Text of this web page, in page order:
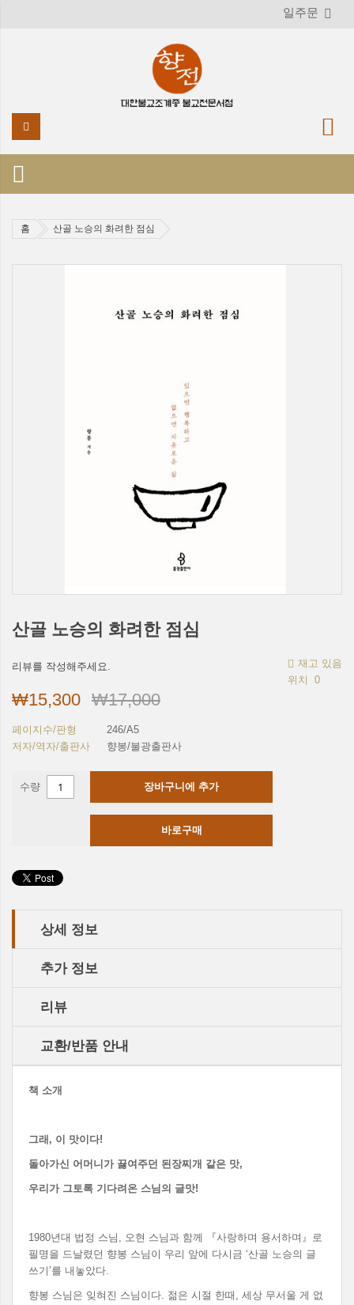
일주문
홈 산골 노승의 화려한 점심
산골 노승의 화려한 점심
재고 있음
위치
0
리뷰를 작성해주세요.
₩15,300 ₩17,000
페이지수/판형
246/A5
저자/역자/출판사
향봉/불광출판사
수량 장바구니에 추가
바로구매
상세 정보
추가 정보
리뷰
교환/반품 안내
책 소개
그래 , 이 맛이다!
돌아가신 어머니가 끓여주던 된장찌개 같은 맛,
우리가 그토록 기다려온 스님의 글맛!
1980년대 법정 스님, 오현 스님과 함께 『사랑하며 용서하며』로
필명을 드날렸던 향봉 스님이 우리 앞에 다시금 ‘산골 노승의 글
쓰기’를 내놓았다.
향봉 스님은 잊혀진 스님이다. 젊은 시절 한때, 세상 무서울 게 없